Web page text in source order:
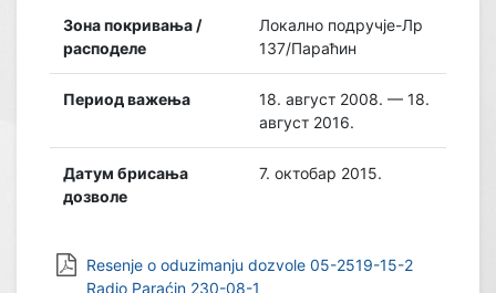
Зона покривања /
расподеле
Локално подручје-Лр
137/Параћин
Период важења
18. август 2008. — 18.
август 2016.
Датум брисања
дозволе
7. октобар 2015.
Resenje o oduzimanju dozvole 05-2519-15-2
Radio Paraćin 230-08-1